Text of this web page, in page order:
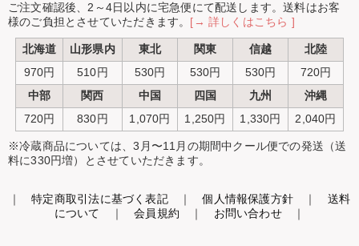
ご注文確認後、2～4日以内に宅急便にて配送します。送料はお客
様のご負担とさせていただきます。 [→ 詳しくはこちら ]
北海道 山形県内 東北 関東 信越
北陸
970円
510円 530円 530円 530円
720円
中部
関西 中国 四国 九州
沖縄
720円
830円 1,070円 1,250円 1,330円 2,040円
※冷蔵商品については、3月〜11月の期間中クール便での発送（送
料に330円増）とさせていただきます。
｜特定商取引法に基づく表記｜個人情報保護方針 ｜ 送料
について ｜会員規約 ｜ お問い合わせ｜